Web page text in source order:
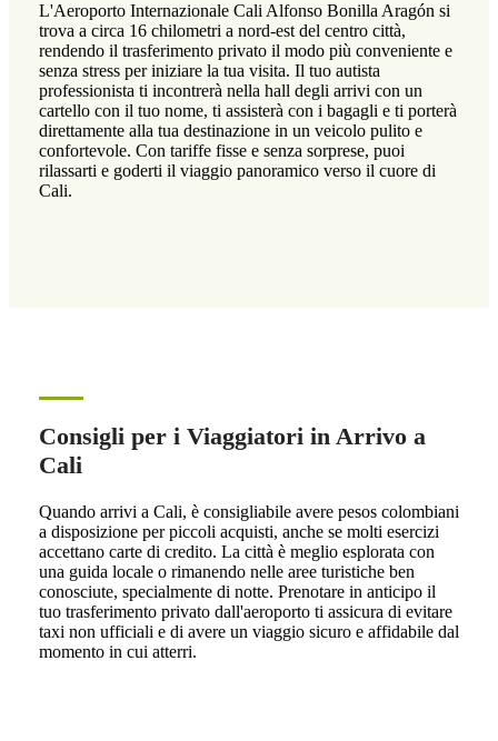
L'Aeroporto Internazionale Cali Alfonso Bonilla Aragón si
trova a circa 16 chilometri a nord-est del centro città,
rendendo il trasferimento privato il modo più conveniente e
senza stress per iniziare la tua visita. Il tuo autista
professionista ti incontrerà nella hall degli arrivi con un
cartello con il tuo nome, ti assisterà con i bagagli e ti porterà
direttamente alla tua destinazione in un veicolo pulito e
confortevole. Con tariffe fisse e senza sorprese, puoi
rilassarti e goderti il viaggio panoramico verso il cuore di
Cali.
Consigli per i Viaggiatori in Arrivo a
Cali
Quando arrivi a Cali, è consigliabile avere pesos colombiani
a disposizione per piccoli acquisti, anche se molti esercizi
accettano carte di credito. La città è meglio esplorata con
una guida locale o rimanendo nelle aree turistiche ben
conosciute, specialmente di notte. Prenotare in anticipo il
tuo trasferimento privato dall'aeroporto ti assicura di evitare
taxi non ufficiali e di avere un viaggio sicuro e affidabile dal
momento in cui atterri.